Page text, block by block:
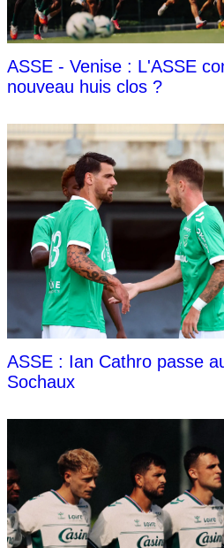
ASSE - Venise : L'ASSE
nouveau huis clos ?
ASSE : Ian Cathro passe
Sochaux